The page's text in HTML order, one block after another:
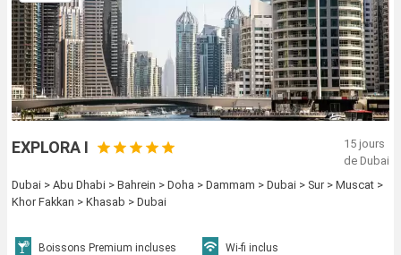
EXPLORA I
15 jours
de Dubai
Dubai > Abu Dhabi > Bahrein > Doha > Dammam > Dubai > Sur > Muscat >
Khor Fakkan > Khasab > Dubai
Boissons Premium incluses
Wi-fi inclus